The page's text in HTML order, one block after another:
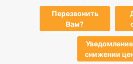
Перезвонить
Вам?
снижении